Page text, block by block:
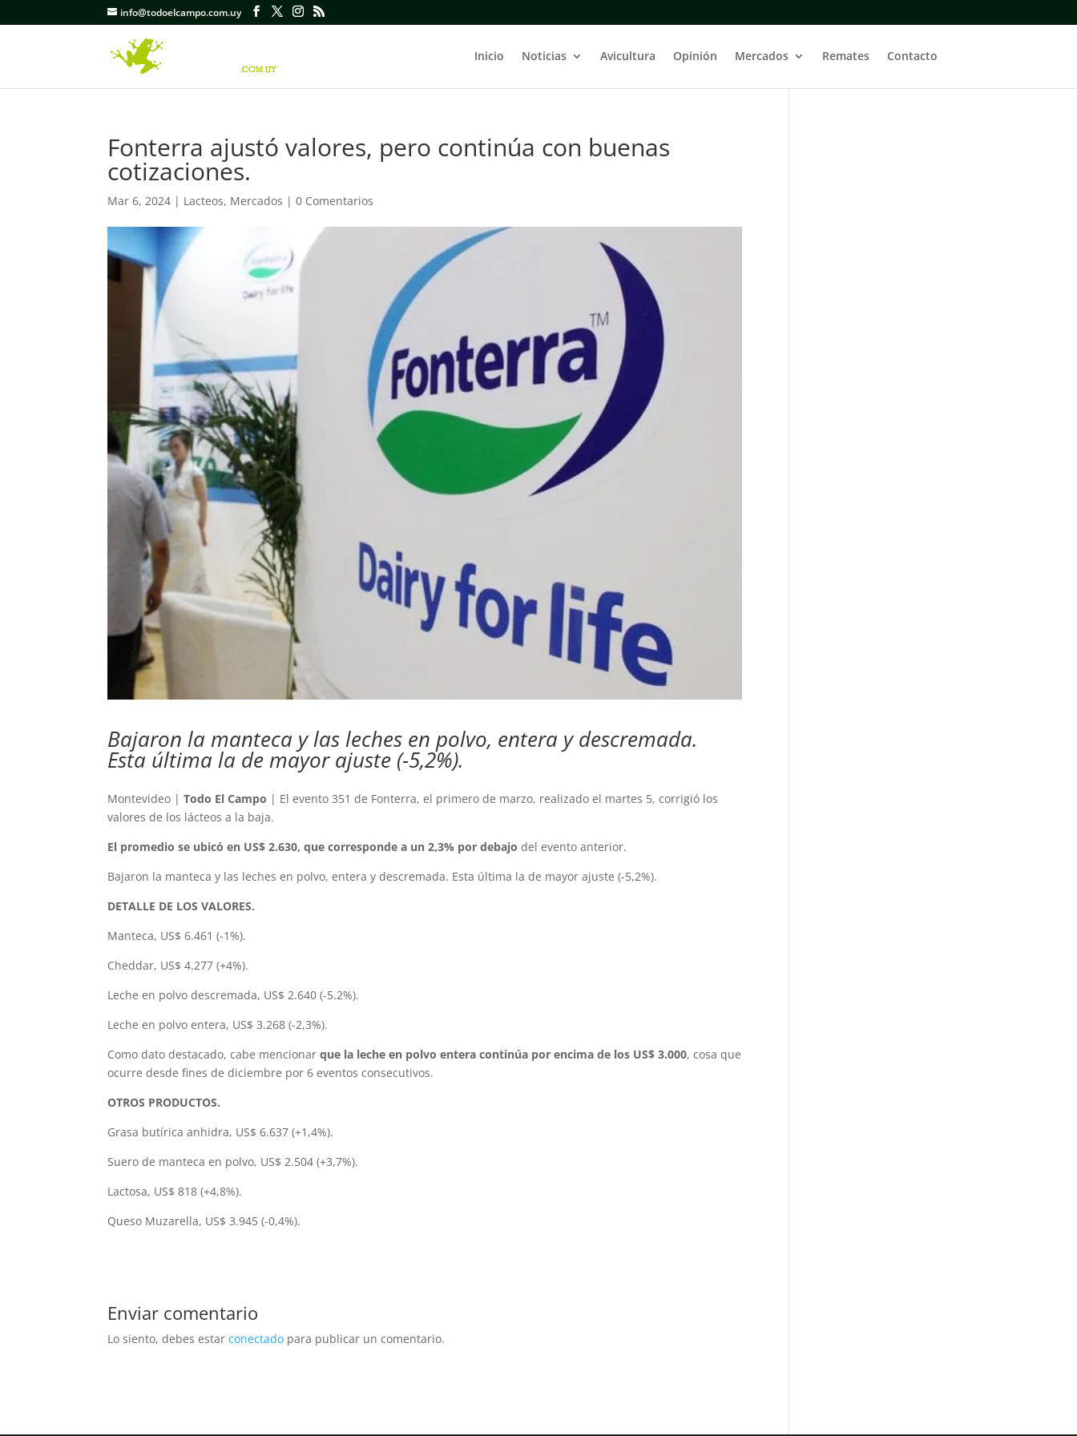
info@todoelcampo.com.uy
Inicio Noticias Avicultura Opinión Mercados Remates Contacto
Fonterra ajustó valores, pero continúa con buenas
cotizaciones.
Mar 6, 2024 | Lacteos, Mercados |0 Comentarios
Bajaron la manteca y las leches en polvo, entera y descremada.
Esta última la de mayor ajuste (-5,2%).
Montevideo |Todo El Campo | El evento 351 de Fonterra, el primero de marzo, realizado el martes 5, corrigió los
valores de los lácteos a la baja.
El promedio se ubicó en US$ 2.630, que corresponde a un 2,3% por debajo del evento anterior.
Bajaron la manteca y las leches en polvo, entera y descremada. Esta última la de mayor ajuste (-5,2%).
DETALLE DE LOS VALORES.
Manteca, US$ 6.461 (-1%).
Cheddar, US$ 4.277 (+4%).
Leche en polvo descremada, US$ 2.640 (-5.2%).
Leche en polvo entera, US$ 3.268 (-2,3%).
Como dato destacado, cabe mencionarque la leche en polvo entera continúa por encima de los US$ 3.000, cosa que
ocurre desde fines de diciembre por 6 eventos consecutivos.
OTROS PRODUCTOS.
Grasa butírica anhidra, US$ 6.637 (+1,4%).
Suero de manteca en polvo, US$ 2.504 (+3,7%).
Lactosa, US$ 818 (+4,8%).
Queso Muzarella, US$ 3.945 (-0,4%).
Enviar comentario
Lo siento, debes estarconectado para publicar un comentario.